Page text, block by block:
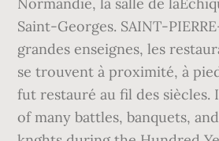
Saint-Georges. SAINT-
grandes enseignes, les
se trouvent à proximité, à
fut restauré au fil des siècles.
of many battles, banquets,